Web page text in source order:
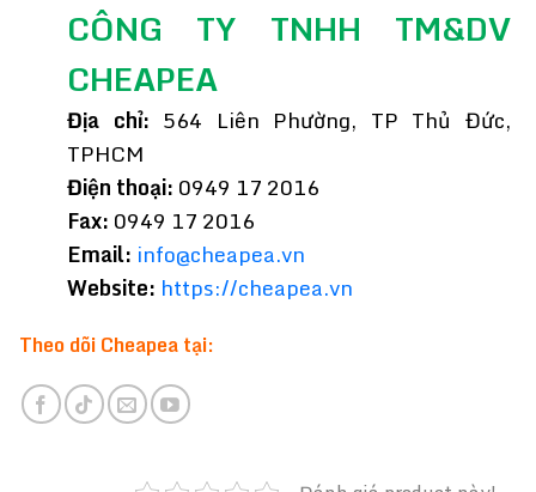
CÔNG TY TNHH TM&DV
CHEAPEA
Địa chỉ: 564 Liên Phường, TP Thủ Đức,
TPHCM
Điện thoại: 0949 17 2016
Fax: 0949 17 2016
Email: info@cheapea.vn
Website: https://cheapea.vn
Theo dõi Cheapea tại: